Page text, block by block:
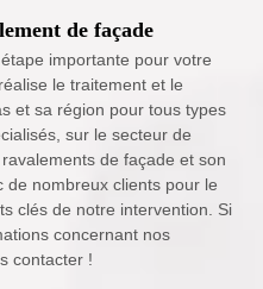
de façade
importante pour votre
le traitement et le
et sa région pour tous types
sur le secteur de
de façade et son
de nombreux clients pour le
clés de notre intervention. Si
concernant nos
contacter !